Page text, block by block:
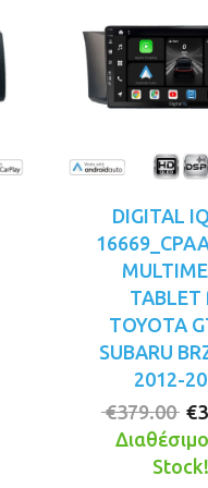
DIGITAL
TOYOTA
SUBARU
2012-
€379.00 €